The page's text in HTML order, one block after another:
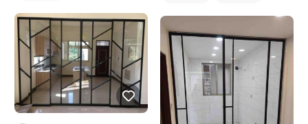
鋁框拉門
玻璃拉門